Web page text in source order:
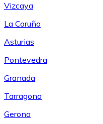
Vizcaya
La Coruña
Asturias
Pontevedra
Granada
Tarragona
Gerona